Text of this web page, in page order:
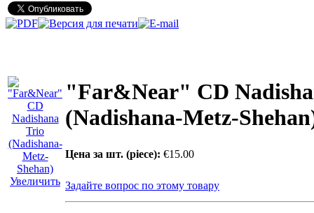
Увеличить
"Far&Near" СD
(Nadishana-Metz-
Цена за шт. (piece): €15.00
Задайте вопрос по этому товару